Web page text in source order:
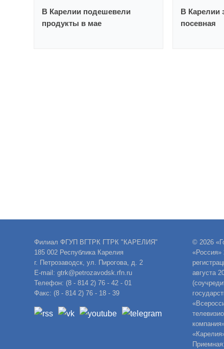
В Карелии подешевели
продукты в мае
В Карелии
посевная
Филиал ФГУП ВГТРК ГТРК "КАРЕЛИЯ"
185 002 Республика Карелия
г. Петрозаводск, ул. Пирогова, д. 2
E-mail: gtrk@petrozavodsk.rfn.ru
Телефон: (8 - 814 2) 76 - 42 - 01
Факс: (8 - 814 2) 76 - 18 - 39
© 2026
«Россия»
августа